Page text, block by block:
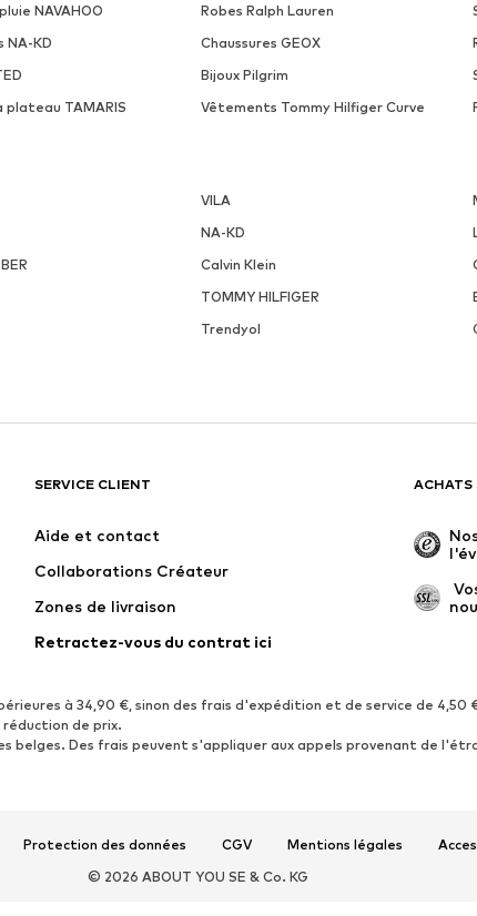
NAVAHOO Robes Ralph Lauren
NA-KD Chaussures GEOX
Bijoux Pilgrim
plateau TAMARIS Vêtements Tommy Hilfiger Curve
VILA
NA-KD
Calvin Klein
TOMMY HILFIGER
Trendyol
SERVICE CLIENT
Aide et contact
Collaborations Créateur
Zones de livraison
Retractez-vous du contrat ici
ACHATS
à 34,90 €, sinon des frais d'expédition et de service de 4,50
de prix.
belges. Des frais peuvent s'appliquer aux appels provenant de
Protection des données CGV Mentions légales
© 2026 ABOUT YOU SE & Co. KG